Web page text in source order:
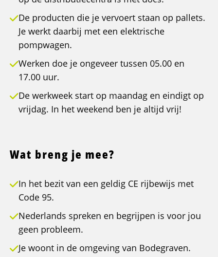
De producten die je vervoert staan op pallets.
Je werkt daarbij met een elektrische
pompwagen.
Werken doe je ongeveer tussen 05.00 en
17.00 uur.
De werkweek start op maandag en eindigt op
vrijdag. In het weekend ben je altijd vrij!
Wat breng je mee?
In het bezit van een geldig CE rijbewijs met
Code 95.
Nederlands spreken en begrijpen is voor jou
geen probleem.
Je woont in de omgeving van Bodegraven.